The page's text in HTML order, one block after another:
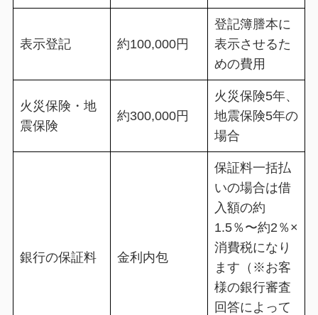
表示登記 約100,000円
登記簿謄本に
表示させるた
めの費用
火災保険・地
震保険
約300,000円
火災保険5年、
地震保険5年の
場合
銀行の保証料 金利内包
保証料一括払
いの場合は借
入額の約
1.5％〜約2％×
消費税になり
ます（※お客
様の銀行審査
回答によって